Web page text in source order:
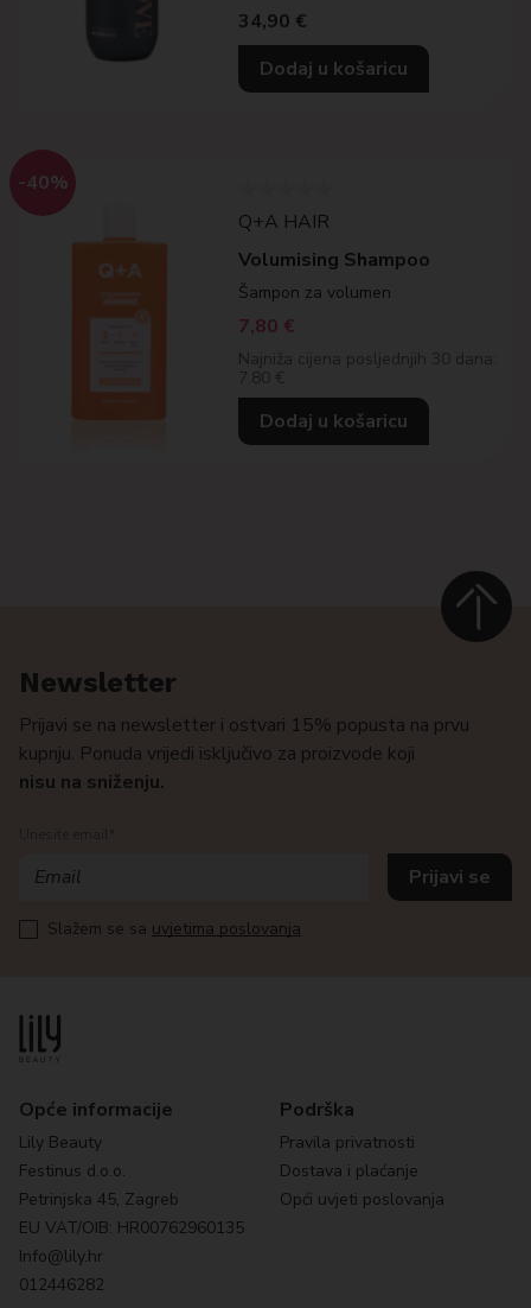
34,90 €
Dodaj u košaricu
-40%
Q+A HAIR
Volumising Shampoo
Šampon za volumen
7,80 €
Najniža cijena posljednjih 30 dana:
7.80 €
Dodaj u košaricu
Opće informacije
Lily Beauty
Festinus d.o.o.
Petrinjska 45, Zagreb
EU VAT/OIB: HR00762960135
Info@lily.hr
012446282
Podrška
Pravila privatnosti
Dostava i plaćanje
Opći uvjeti poslovanja
Newsletter
Prijavi se na newsletter i ostvari 15% popusta na prvu
kupnju. Ponuda vrijedi isključivo za proizvode koji
nisu na sniženju.
Slažem se sa uvjetima poslovanja